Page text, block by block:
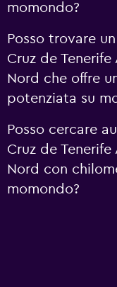
momondo?
Posso trovare
Cruz de
Nord che offre
potenziata su
Posso cercare
Cruz de
Nord con
momondo?